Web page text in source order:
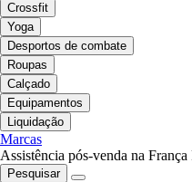
Crossfit
Yoga
Desportos de combate
Roupas
Calçado
Equipamentos
Liquidação
Marcas
Assistência pós-venda na França
Pesquisar